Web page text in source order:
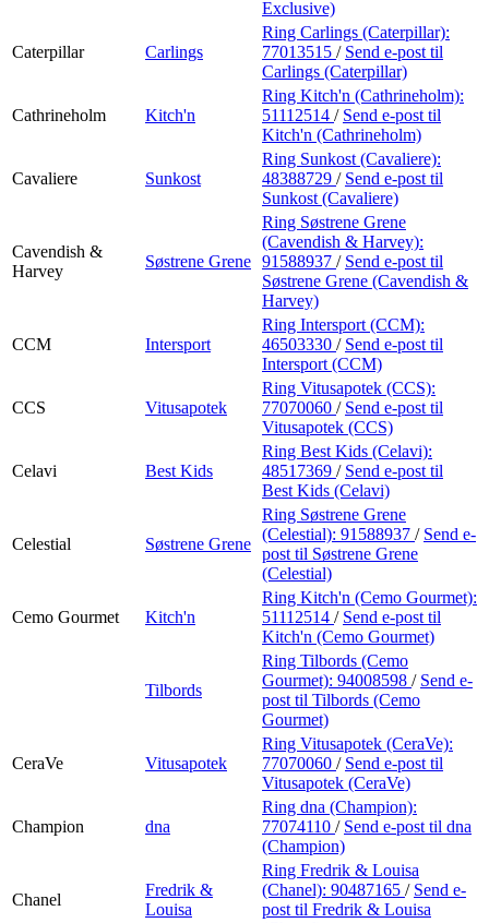
Exclusive)
Caterpillar Carlings
Ring Carlings (Caterpillar):
77013515 / Send e-post til
Carlings (Caterpillar)
Cathrineholm Kitch'n
Ring Kitch'n (Cathrineholm):
51112514 / Send e-post til
Kitch'n (Cathrineholm)
Cavaliere Sunkost
Ring Sunkost (Cavaliere):
48388729 / Send e-post til
Sunkost (Cavaliere)
Cavendish &
Harvey
Søstrene Grene
Ring Søstrene Grene
(Cavendish & Harvey):
91588937 / Send e-post til
Søstrene Grene (Cavendish &
Harvey)
CCM Intersport
Ring Intersport (CCM):
46503330 / Send e-post til
Intersport (CCM)
CCS Vitusapotek
Ring Vitusapotek (CCS):
77070060 / Send e-post til
Vitusapotek (CCS)
Celavi Best Kids
Ring Best Kids (Celavi):
48517369 / Send e-post til
Best Kids (Celavi)
Celestial Søstrene Grene
Ring Søstrene Grene
(Celestial): 91588937 / Send e-
post til Søstrene Grene
(Celestial)
Cemo Gourmet Kitch'n
Ring Kitch'n (Cemo Gourmet):
51112514 / Send e-post til
Kitch'n (Cemo Gourmet)
Tilbords
Ring Tilbords (Cemo
Gourmet): 94008598 / Send e-
post til Tilbords (Cemo
Gourmet)
CeraVe Vitusapotek
Ring Vitusapotek (CeraVe):
77070060 / Send e-post til
Vitusapotek (CeraVe)
Champion dna
Ring dna (Champion):
77074110 / Send e-post til dna
(Champion)
Chanel
Fredrik &
Louisa
Ring Fredrik & Louisa
(Chanel): 90487165 / Send e-
post til Fredrik & Louisa